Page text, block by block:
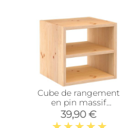
Cube de rangement
en pin massif
Dinamic (Tablette
intermédiaire)
39,90 €